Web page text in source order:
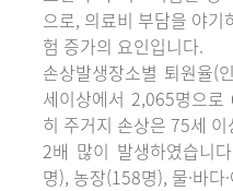
으로, 의료비 부담을 야기
험 증가의 요인입니다.
손상발생장소별 퇴원율(
세이상에서 2,065명으
히 주거지 손상은 75세
2배 많이 발생하였습니
명), 농장(158명), 물·바